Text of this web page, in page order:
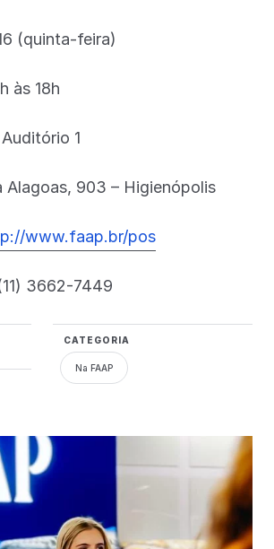
(quinta-feira)
às 18h
1
Alagoas, 903 – Higienópolis
www.faap.br/pos
3662-7449
CATEGORIA
Na FAAP